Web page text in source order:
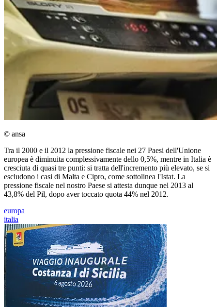
© ansa
Tra il 2000 e il 2012 la pressione fiscale nei 27 Paesi dell'Unione
europea è diminuita complessivamente dello 0,5%, mentre in Italia è
cresciuta di quasi tre punti: si tratta dell'incremento più elevato, se si
escludono i casi di Malta e Cipro, come sottolinea l'Istat. La
pressione fiscale nel nostro Paese si attesta dunque nel 2013 al
43,8% del Pil, dopo aver toccato quota 44% nel 2012.
europa
italia